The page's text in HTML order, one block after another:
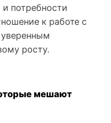
и потребности
к работе с
росту.
мешают